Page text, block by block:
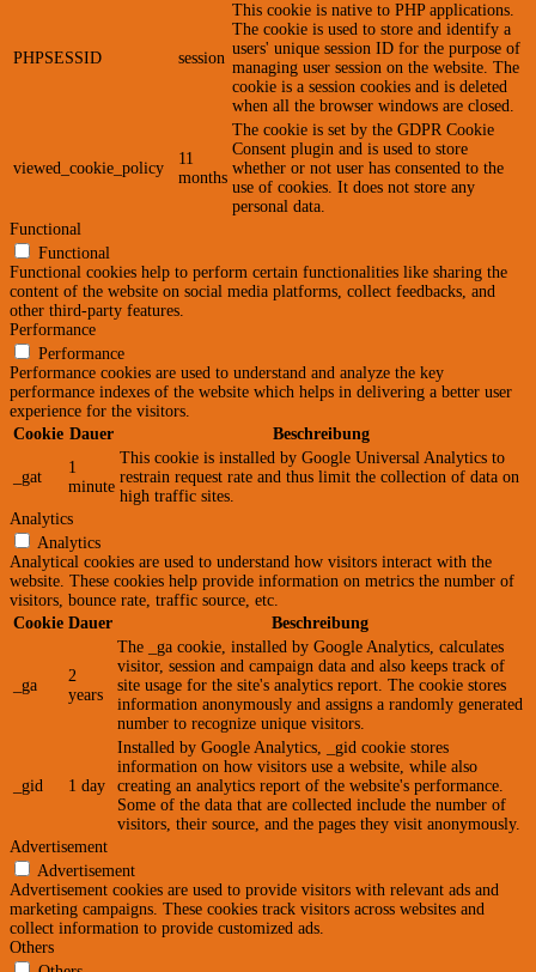
PHPSESSID session
This cookie is native to PHP applications.
The cookie is used to store and identify a
users' unique session ID for the purpose of
managing user session on the website. The
cookie is a session cookies and is deleted
when all the browser windows are closed.
viewed_cookie_policy
11
months
The cookie is set by the GDPR Cookie
Consent plugin and is used to store
whether or not user has consented to the
use of cookies. It does not store any
personal data.
Functional
Functional
Functional cookies help to perform certain functionalities like sharing the
content of the website on social media platforms, collect feedbacks, and
other third-party features.
Performance
Performance
Performance cookies are used to understand and analyze the key
performance indexes of the website which helps in delivering a better user
experience for the visitors.
Cookie Dauer Beschreibung
_gat
1
minute
This cookie is installed by Google Universal Analytics to
restrain request rate and thus limit the collection of data on
high traffic sites.
Analytics
Analytics
Analytical cookies are used to understand how visitors interact with the
website. These cookies help provide information on metrics the number of
visitors, bounce rate, traffic source, etc.
Cookie Dauer Beschreibung
_ga
2
years
The _ga cookie, installed by Google Analytics, calculates
visitor, session and campaign data and also keeps track of
site usage for the site's analytics report. The cookie stores
information anonymously and assigns a randomly generated
number to recognize unique visitors.
_gid 1 day
Installed by Google Analytics, _gid cookie stores
information on how visitors use a website, while also
creating an analytics report of the website's performance.
Some of the data that are collected include the number of
visitors, their source, and the pages they visit anonymously.
Advertisement
Advertisement
Advertisement cookies are used to provide visitors with relevant ads and
marketing campaigns. These cookies track visitors across websites and
collect information to provide customized ads.
Others